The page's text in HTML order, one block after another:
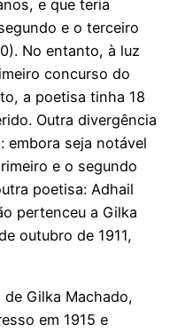
e que teria
e o terceiro
No entanto, à luz
concurso do
a poetisa tinha 18
Outra divergência
embora seja notável
e o segundo
poetisa: Adhail
pertenceu a Gilka
outubro de 1911,
Gilka Machado,
em 1915 e